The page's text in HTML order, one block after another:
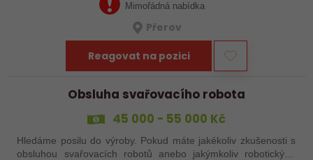
Mimořádná nabídka
Přerov
Reagovat na pozici
Obsluha svařovacího robota
45 000 - 55 000 Kč
Hledáme posilu do výroby. Pokud máte jakékoliv zkušenosti s
obsluhou svařovacích robotů anebo jakýmkoliv robotickým,